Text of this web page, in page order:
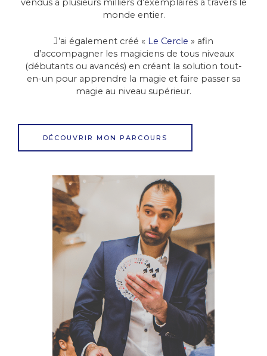
vendus à plusieurs milliers d’exemplaires à travers le
monde entier.
J’ai également créé « Le Cercle » afin
d’accompagner les magiciens de tous niveaux
(débutants ou avancés) en créant la solution tout-
en-un pour apprendre la magie et faire passer sa
magie au niveau supérieur.
DÉCOUVRIR MON PARCOURS